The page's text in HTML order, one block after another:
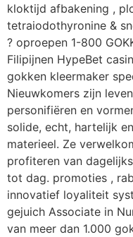
kloktijd afbakening ,
tetraiodothyronine &
? oproepen 1-800
Filipijnen HypeBet
gokken kleermaker
Nieuwkomers zijn
personifiëren en
solide, echt, hartelijk
materieel. Ze
profiteren van
tot dag. promoties ,
innovatief loyaliteit
gejuich Associate in
van meer dan 1.000